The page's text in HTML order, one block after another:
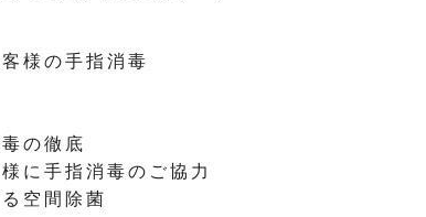
様の手指消毒
の徹底
に手指消毒のご協力
空間除菌